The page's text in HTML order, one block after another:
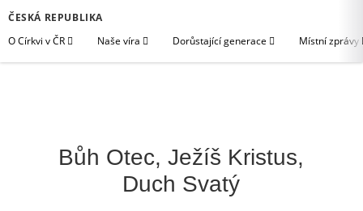
ČESKÁ REPUBLIKA
O Církvi v ČR
Naše víra Dorůstající generace Místní zprávy
Bůh Otec, Ježíš Kristus,
Duch Svatý